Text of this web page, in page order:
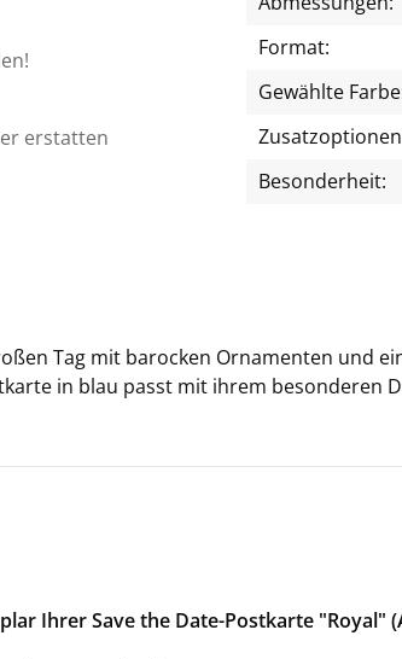
erstatten
Format:
Gewählte
Besonderheit:
Tag mit ba­ro­cken Or­na­men­ten und
in blau passt mit ihrem be­son­de­ren
Ihrer Save the Date-Postkarte "Royal"